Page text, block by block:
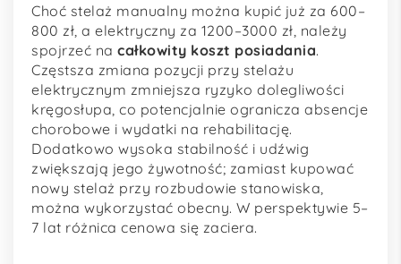
Choć stelaż manualny można kupić już za 600–
800 zł, a elektryczny za 1200–3000 zł, należy
spojrzeć na całkowity koszt posiadania.
Częstsza zmiana pozycji przy stelażu
elektrycznym zmniejsza ryzyko dolegliwości
kręgosłupa, co potencjalnie ogranicza absencje
chorobowe i wydatki na rehabilitację.
Dodatkowo wysoka stabilność i udźwig
zwiększają jego żywotność; zamiast kupować
nowy stelaż przy rozbudowie stanowiska,
można wykorzystać obecny. W perspektywie 5–
7 lat różnica cenowa się zaciera.